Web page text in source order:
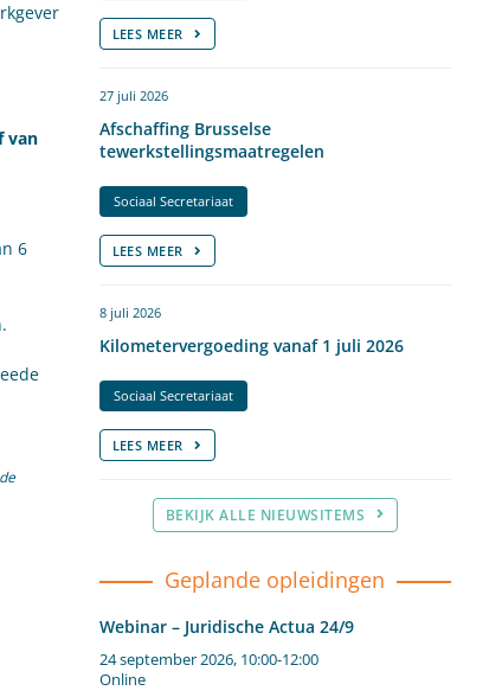
van
6
LEES MEER
27 juli 2026
Afschaffing Brusselse
tewerkstellingsmaatregelen
Sociaal Secretariaat
LEES MEER
8 juli 2026
Kilometervergoeding vanaf 1 juli 2026
Sociaal Secretariaat
LEES MEER
BEKIJK ALLE NIEUWSITEMS
Geplande opleidingen
Webinar – Juridische Actua 24/9
24 september 2026, 10:00-12:00
Online